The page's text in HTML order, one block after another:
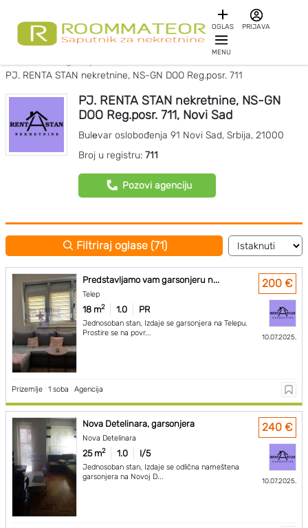
OGLAS PRIJAVA
MENU
PJ. RENTA STAN nekretnine, NS-GN DOO Reg.posr. 711
PJ. RENTA STAN nekretnine, NS-GN
DOO Reg.posr. 711, Novi Sad
Bulеvar oslobođenja 91 Novi Sad, Srbija, 21000
Broj u registru: 711
Pozovi agenciju
Filtriraj oglase (71)
Predstavljamo vam garsonjeru n...
Telep
18 m2 1.0 PR
Jednosoban stan, Izdaje se garsonjera na Telepu.
Prostire se na povr...
200 €
10.07.2025.
Prizemlje 1 soba Agencija
Nova Detelinara, garsonjera
Nova Detelinara
25 m2 1.0 I/5
Jednosoban stan, Izdaje se odlična nameštena
garsonjera na Novoj D...
240 €
10.07.2025.